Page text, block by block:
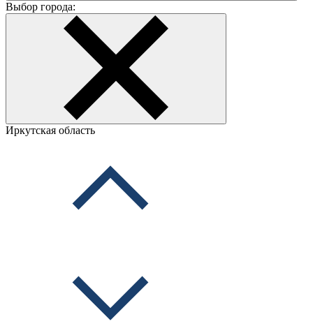
Выбор города:
Иркутская область